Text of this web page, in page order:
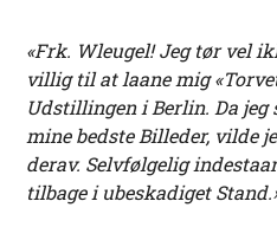
«Frk. Wleugel! Jeg tør vel
villig til at laane mig
Udstillingen i Berlin. Da jeg
mine bedste Billeder, vilde
derav. Selvfølgelig
tilbage i ubeskadiget